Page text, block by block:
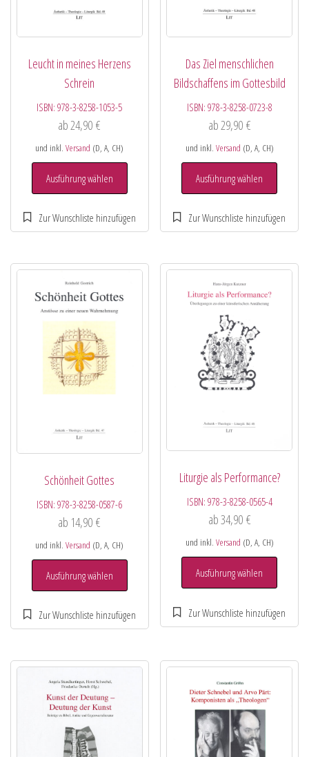
Leucht in meines Herzens
Schrein
ISBN:978-3-8258-1053-5
ab 24,90€
und inkl.Versand (D, A, CH)
Ausführung wählen
Das Ziel menschlichen
Bildschaffens im Gottesbild
ISBN: 978-3-8258-0723-8
ab 29,90 €
und inkl. Versand (D, A, CH)
Ausführung wählen
Schönheit Gottes
ISBN:978-3-8258-0587-6
ab 14,90€
und inkl.Versand (D, A, CH)
Ausführung wählen
Liturgie als Performance?
ISBN: 978-3-8258-0565-4
ab34,90 €
und inkl. Versand (D, A, CH)
Ausführung wählen